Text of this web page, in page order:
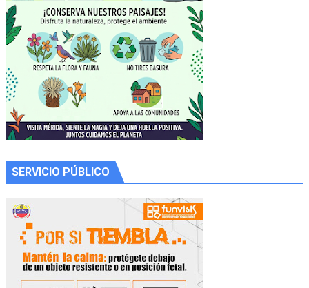
SERVICIO PÚBLICO